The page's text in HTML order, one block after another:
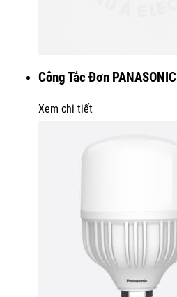
Công Tắc Đơn PANASONIC
Xem chi tiết